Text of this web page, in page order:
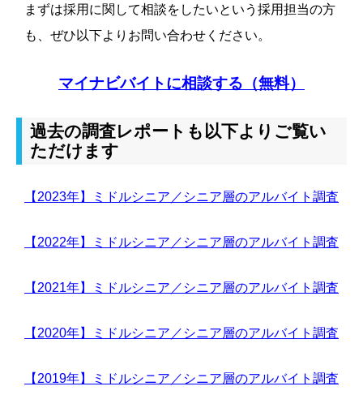
まずは採用に関して相談をしたいという採用担当の方
も、ぜひ以下よりお問い合わせください。
マイナビバイトに相談する（無料）
過去の調査レポートも以下よりご覧い
ただけます
【2023年】ミドルシニア／シニア層のアルバイト調査
【2022年】ミドルシニア／シニア層のアルバイト調査
【2021年】ミドルシニア／シニア層のアルバイト調査
【2020年】ミドルシニア／シニア層のアルバイト調査
【2019年】ミドルシニア／シニア層のアルバイト調査